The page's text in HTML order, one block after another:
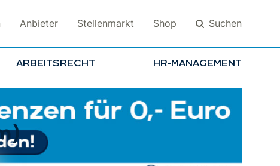
Anbieter Stellenmarkt Shop Suchen
ARBEITSRECHT HR-MANAGEMENT
Suchen